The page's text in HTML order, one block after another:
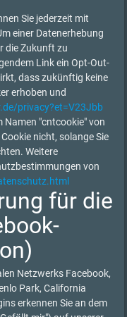
Sie jederzeit mit
einer Datenerhebung
die Zukunft zu
Link ein Opt-Out-
dass zukünftig keine
erhoben und
privacy?et=V23Jbb
Namen "cntcookie" von
nicht, solange Sie
Weitere
von
für die
Netzwerks Facebook,
Park, California
erkennen Sie an dem